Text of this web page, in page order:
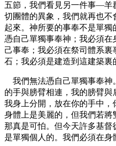
五節，我們看見另一件事—羊
切團體的異象，我們就再也
起來。神所要的事奉不是單
憑自己單獨事奉神；我必須在
己事奉；我必須在祭司體系
石；我必須是建造到這建築裏
我們無法憑自己單獨事奉
的手與膀臂相連，我的膀臂
我身上分開，放在你的手中
身體上是美麗的，但我們若將
那真是可怕。但今天許多基
是單獨個人的。我們必須在身